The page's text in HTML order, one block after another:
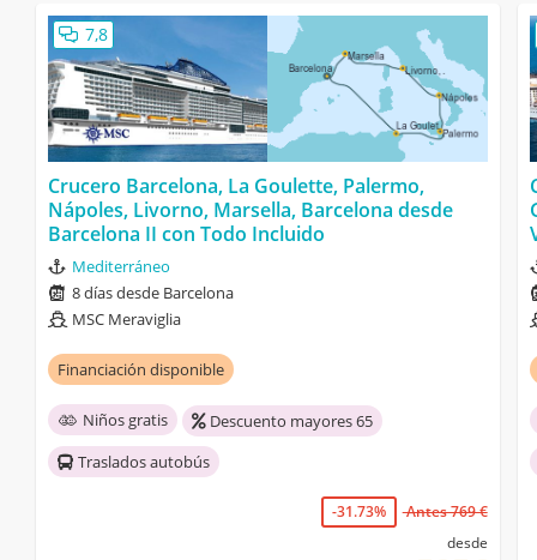
7,8
Crucero Barcelona, La Goulette, Palermo,
Nápoles, Livorno, Marsella, Barcelona desde
Barcelona II con Todo Incluido
Mediterráneo
8 días desde Barcelona
MSC Meraviglia
Financiación disponible
Niños gratis
Descuento mayores 65
Traslados autobús
-31.73%
Antes 769 €
desde